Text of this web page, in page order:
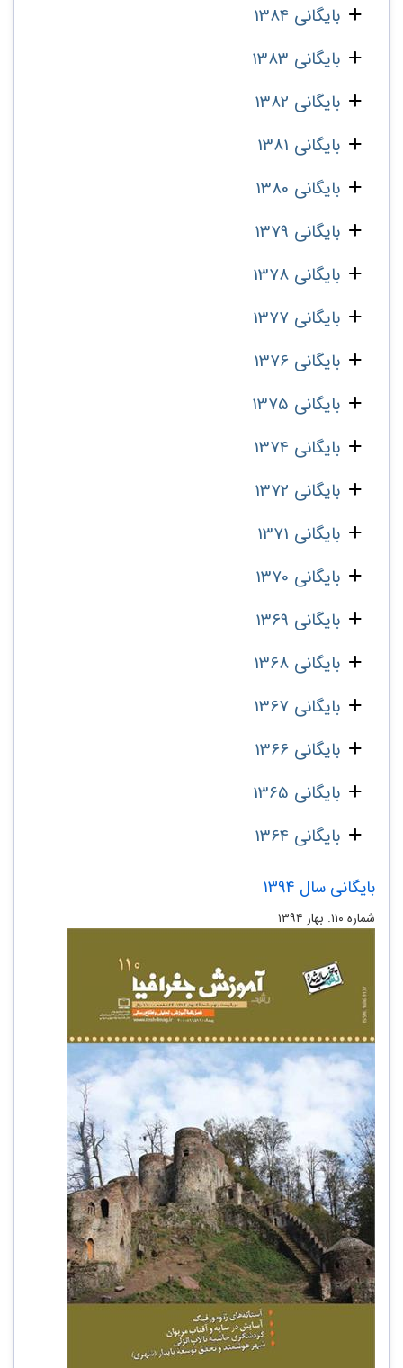
بایگانی 1384
بایگانی 1383
بایگانی 1382
بایگانی 1381
بایگانی 1380
بایگانی 1379
بایگانی 1378
بایگانی 1377
بایگانی 1376
بایگانی 1375
بایگانی 1374
بایگانی 1372
بایگانی 1371
بایگانی 1370
بایگانی 1369
بایگانی 1368
بایگانی 1367
بایگانی 1366
بایگانی 1365
بایگانی 1364
بایگانی سال 1394
شماره ۱۱۰. بهار ۱۳۹۴